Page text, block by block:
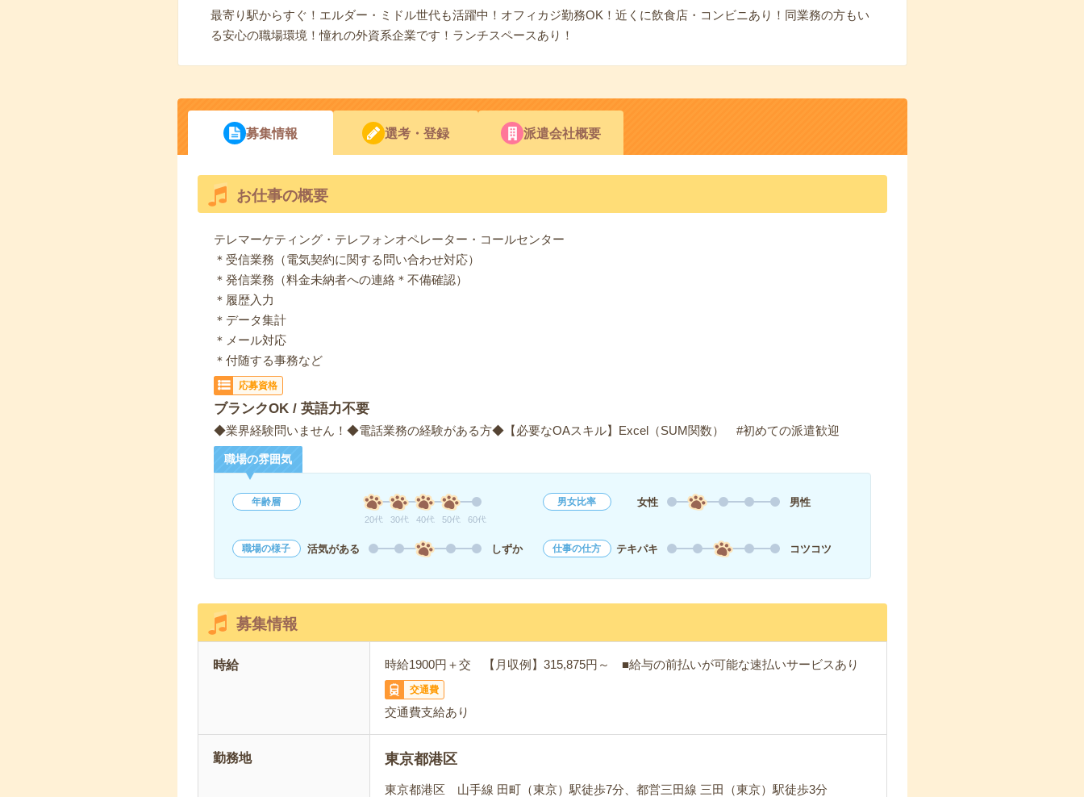
最寄り駅からすぐ！エルダー・ミドル世代も活躍中！オフィカジ勤務OK！近くに飲食店・コンビニあり！同業務の方もい
る安心の職場環境！憧れの外資系企業です！ランチスペースあり！
募集情報 選考・登録 派遣会社概要
お仕事の概要
テレマーケティング・テレフォンオペレーター・コールセンター
＊受信業務（電気契約に関する問い合わせ対応）
＊発信業務（料金未納者への連絡＊不備確認）
＊履歴入力
＊データ集計
＊メール対応
＊付随する事務など
応募資格
ブランクOK / 英語力不要
◆業界経験問いません！◆電話業務の経験がある方◆【必要なOAスキル】Excel（SUM関数） #初めての派遣歓迎
職場の雰囲気
年齢層
20代 30代 40代 50代 60代
男女比率 女性 男性
職場の様子 活気がある しずか 仕事の仕方 テキパキ コツコツ
募集情報
時給 時給1900円＋交 【月収例】315,875円～ ■給与の前払いが可能な速払いサービスあり
交通費
交通費支給あり
勤務地 東京都港区
東京都港区 山手線 田町（東京）駅徒歩7分、都営三田線 三田（東京）駅徒歩3分